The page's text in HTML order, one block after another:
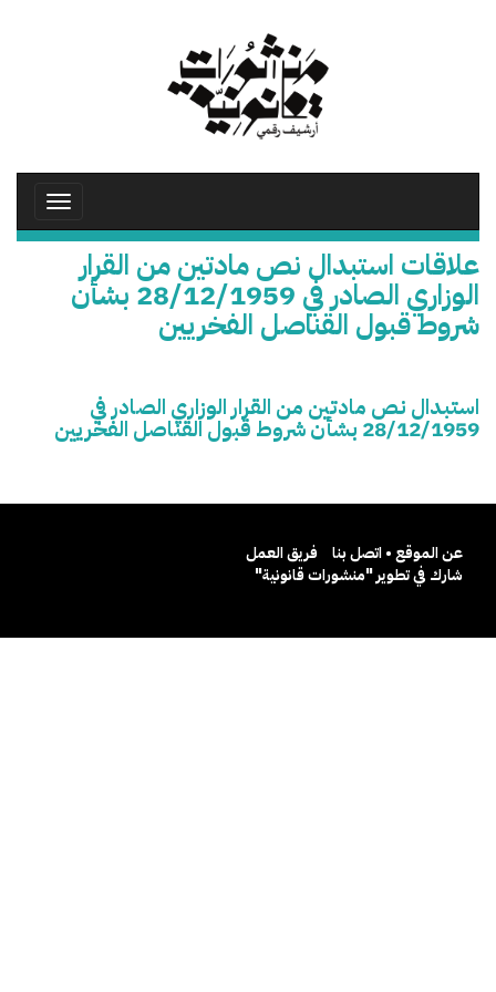
Toggle
علاقات استبدال نص مادتين من القرار
الوزاري الصادر في 28/12/1959 بشأن
شروط قبول القناصل الفخريين
استبدال نص مادتين من القرار الوزاري الصادر في
28/12/1959 بشأن شروط قبول القناصل الفخريين
عن الموقع • اتصل بنا
فريق العمل
شارك في تطوير "منشورات قانونية"